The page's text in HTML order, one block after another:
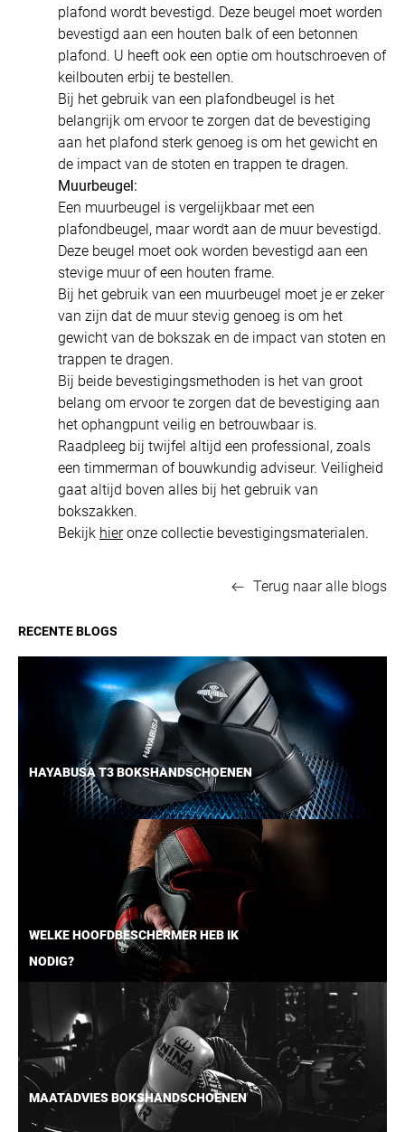
plafond wordt bevestigd. Deze beugel moet worden
bevestigd aan een houten balk of een betonnen
plafond. U heeft ook een optie om houtschroeven of
keilbouten erbij te bestellen.
Bij het gebruik van een plafondbeugel is het
belangrijk om ervoor te zorgen dat de bevestiging
aan het plafond sterk genoeg is om het gewicht en
de impact van de stoten en trappen te dragen.
Muurbeugel:
Een muurbeugel is vergelijkbaar met een
plafondbeugel, maar wordt aan de muur bevestigd.
Deze beugel moet ook worden bevestigd aan een
stevige muur of een houten frame.
Bij het gebruik van een muurbeugel moet je er zeker
van zijn dat de muur stevig genoeg is om het
gewicht van de bokszak en de impact van stoten en
trappen te dragen.
Bij beide bevestigingsmethoden is het van groot
belang om ervoor te zorgen dat de bevestiging aan
het ophangpunt veilig en betrouwbaar is.
Raadpleeg bij twijfel altijd een professional, zoals
een timmerman of bouwkundig adviseur. Veiligheid
gaat altijd boven alles bij het gebruik van
bokszakken.
Bekijk hieronze collectie bevestigingsmaterialen.
Terug naar alle blogs
RECENTE BLOGS
HAYABUSA T3 BOKSHANDSCHOENEN
WELKE HOOFDBESCHERMER HEB IK
NODIG?
MAATADVIES BOKSHANDSCHOENEN